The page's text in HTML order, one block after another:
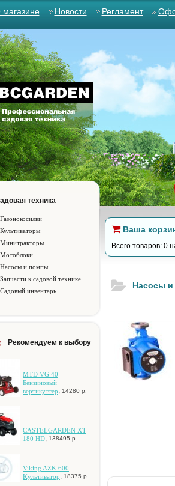
Новости Регламент
техника
Газонокосилки
Культиваторы
Минитракторы
Мотоблоки
Насосы и помпы
Запчасти к садовой технике
Садовый инвентарь
Рекомендуем к выбору
MTD VG 40
Бeнзинoвый
вepтикуттep, 14280 р.
CASTELGARDEN XT
180 HD, 138495 р.
Viking AZK 600
Kультивaтop, 18375 р.
Ваша
Всего товаров: 0
Насосы